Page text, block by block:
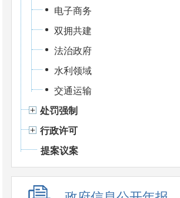
电子商务
双拥共建
法治政府
水利领域
交通运输
处罚强制
行政许可
提案议案